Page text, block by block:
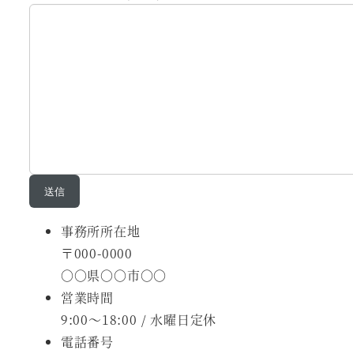
事務所所在地
〒000-0000
〇〇県〇〇市〇〇
営業時間
9:00～18:00 / 水曜日定休
電話番号